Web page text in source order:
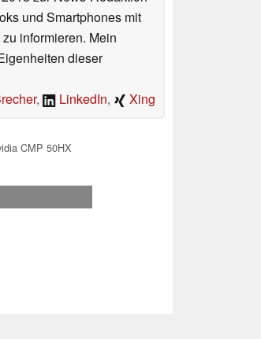
und Smartphones mit
informieren. Mein
dieser
, LinkedIn, Xing
CMP 50HX